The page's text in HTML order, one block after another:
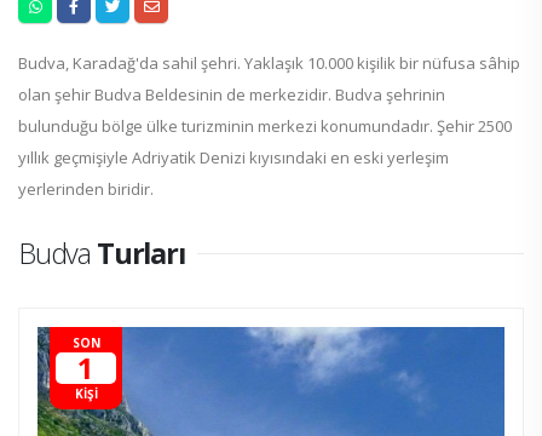
Budva, Karadağ'da sahil şehri. Yaklaşık 10.000 kişilik bir nüfusa sâhip
olan şehir Budva Beldesinin de merkezidir. Budva şehrinin
bulunduğu bölge ülke turizminin merkezi konumundadır. Şehir 2500
yıllık geçmişiyle Adriyatik Denizi kıyısındaki en eski yerleşim
yerlerinden biridir.
Budva Turları
SON
1
KİŞİ